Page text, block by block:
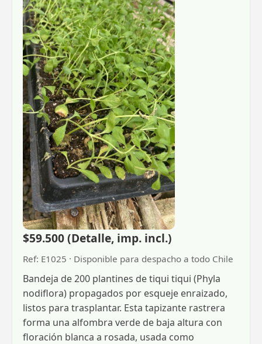
$59.500 (Detalle, imp. incl.)
Ref: E1025 · Disponible para despacho a todo Chile
Bandeja de 200 plantines de tiqui tiqui (Phyla
nodiflora) propagados por esqueje enraizado,
listos para trasplantar. Esta tapizante rastrera
forma una alfombra verde de baja altura con
floración blanca a rosada, usada como